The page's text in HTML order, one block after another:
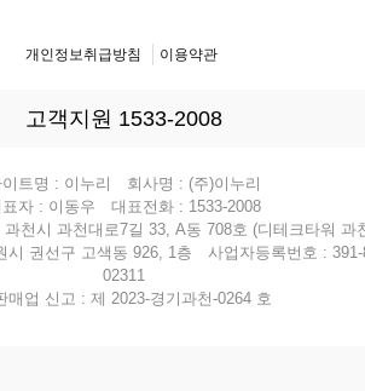
개인정보취급방침 이용약관
고객지원 1533-2008
이트명 : 이누리 회사명 : (주)이누리
표자 : 이동우 대표전화 : 1533-2008
천시 과천대로7길 33, A동 708호 (디테크타워 과
시 권선구 고색동 926, 1층 사업자등록번호 : 391-
02311
매업 신고 : 제 2023-경기과천-0264 호